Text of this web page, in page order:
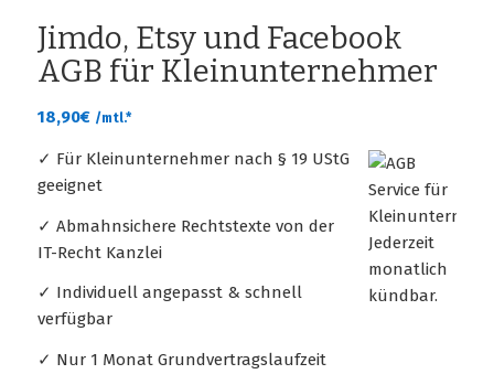
Jimdo, Etsy und Facebook
AGB für Kleinunternehmer
18,90€ /mtl.*
✓ Für Kleinunternehmer nach § 19 UStG
geeignet
✓ Abmahnsichere Rechtstexte von der
IT-Recht Kanzlei
✓ Individuell angepasst & schnell
verfügbar
✓ Nur 1 Monat Grundvertragslaufzeit